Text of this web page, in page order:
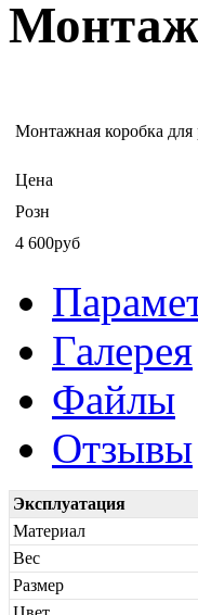
Монтажная коробка
Цена
Розн
4 600руб
Галерея
Файлы
Отзывы
Эксплуатация
Материал
Вес
Размер